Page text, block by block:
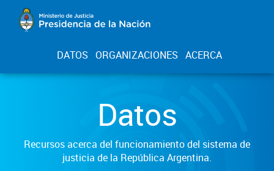
DATOS ORGANIZACIONES ACERCA
Datos
Recursos acerca del funcionamiento del sistema de
justicia de la República Argentina.